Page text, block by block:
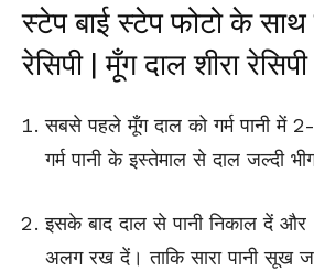
स्टेप बाई स्टेप फोटो के
रेसिपी | मूँग दाल शीरा
सबसे पहले मूँग दाल को गर्म पानी में
गर्म पानी के इस्तेमाल से दाल जल्दी
इसके बाद दाल से पानी निकाल दें
अलग रख दें। ताकि सारा पानी सूख